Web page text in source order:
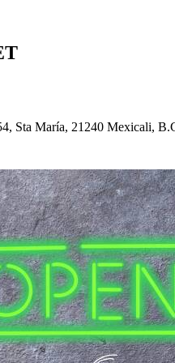
Sta María, 21240 Mexicali,